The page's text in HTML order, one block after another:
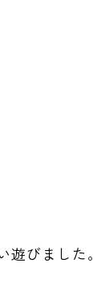
びました。